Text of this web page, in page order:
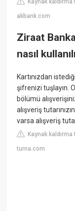
Kaynak kaldırma
akbank.com
Ziraat
nasıl
Kartınızdan
şifrenizi tuşlayın.
bölümü
alışveriş
varsa alışveriş
Kaynak kaldırma
turna.com